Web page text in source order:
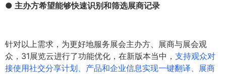
● 主办方希望能够快速识别和筛选展商记录
针对以上需求，为更好地服务展会主办方、展商与展会观
众，31展览云进行了功能优化，在新版本当中， 支持观众对
接使用社交分享计划、产品和企业信息实现一键翻译、展商